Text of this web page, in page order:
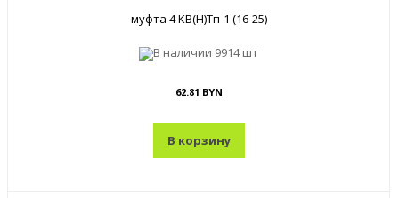
муфта 4 КВ(Н)Тп-1 (16-25)
В наличии 9914 шт
62.81 BYN
В корзину